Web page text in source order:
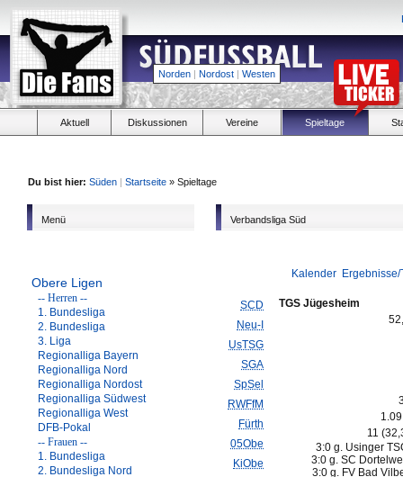
Norden | Nordost | Westen
Aktuell Diskussionen Vereine Spieltage
Du bist hier: Süden | Startseite » Spieltage
Menü
Obere Ligen
-- Herren --
1. Bundesliga
2. Bundesliga
3. Liga
Regionalliga Bayern
Regionalliga Nord
Regionalliga Nordost
Regionalliga Südwest
Regionalliga West
DFB-Pokal
-- Frauen --
1. Bundesliga
2. Bundesliga Nord
Verbandsliga Süd
Kalender
SCD
Neu-I
UsTSG
SGA
SpSel
RWFfM
Fürth
05Obe
KiObe
TGS Jügesheim
11
3:0 g. Usinger
3:0 g. SC
3:0 g. FV Bad